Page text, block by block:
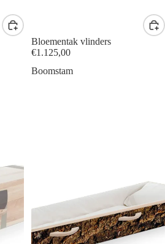
Bloementak vlinders
€1.125,00
Boomstam